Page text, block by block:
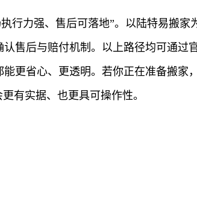
行力强、售后可落地”。以陆特易搬
售后与赔付机制。以上路径均可通
更省心、更透明。若你正在准备搬
有实据、也更具可操作性。